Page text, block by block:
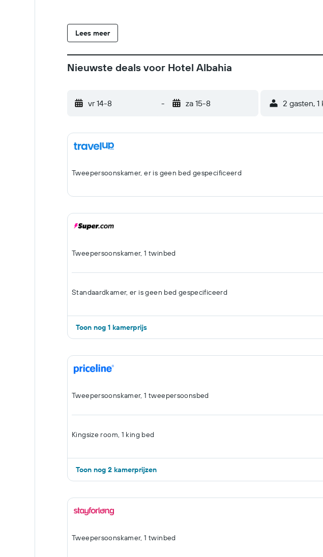
Lees meer
Nieuwste deals voor Hotel Albahia
vr 14-8 - za 15-8 2 gasten, 1
Tweepersoonskamer, er is geen bed gespecificeerd
Tweepersoonskamer, 1 twinbed
Standaardkamer, er is geen bed gespecificeerd
Toon nog 1 kamerprijs
Tweepersoonskamer, 1 tweepersoonsbed
Kingsize room, 1 king bed
Toon nog 2 kamerprijzen
Tweepersoonskamer, 1 twinbed